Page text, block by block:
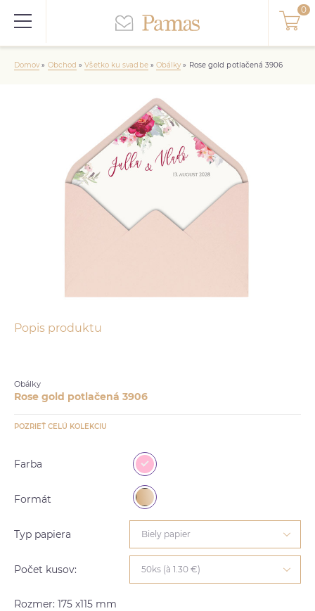
Domov» Obchod »Všetko ku svadbe» Obálky » Rose gold potlačená 3906
Popis produktu
Obálky
Rose gold potlačená 3906
POZRIEŤ CELÚ KOLEKCIU
Farba
Formát
Typ papiera Biely papier
Počet kusov: 50ks (à 1.30 €)
Rozmer: 175 x115 mm